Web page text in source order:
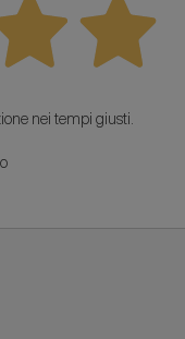
nei tempi giusti.